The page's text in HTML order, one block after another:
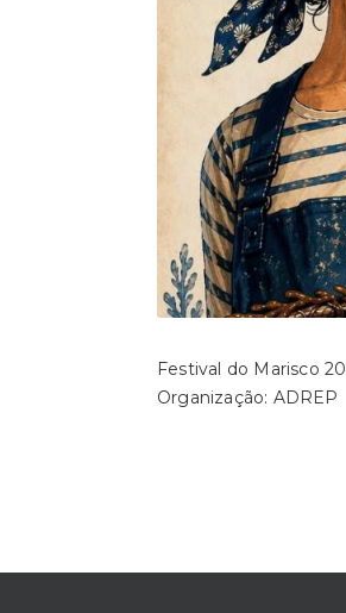
Festival do Marisco
Organização: ADREP